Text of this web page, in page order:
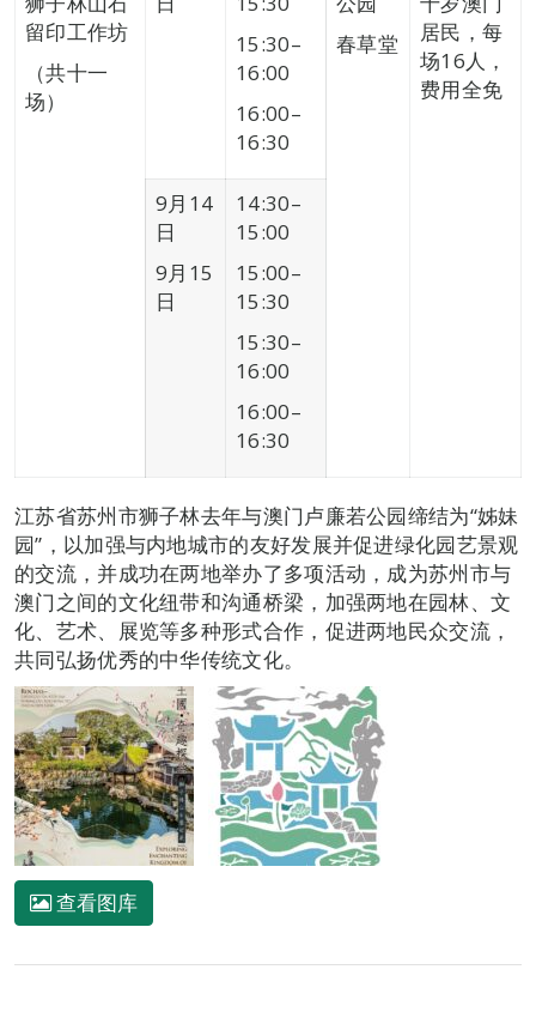
留印工作坊
（共十一
场）
15:30–
16:00
16:00–
16:30
春草堂
居民，每
场16人，
费用全免
9月14
日
9月15
日
14:30–
15:00
15:00–
15:30
15:30–
16:00
16:00–
16:30
江苏省苏州市狮子林去年与澳门卢廉若公园缔结为“姊妹
园”，以加强与内地城市的友好发展并促进绿化园艺景观
的交流，并成功在两地举办了多项活动，成为苏州市与
澳门之间的文化纽带和沟通桥梁，加强两地在园林、文
化、艺术、展览等多种形式合作，促进两地民众交流，
共同弘扬优秀的中华传统文化。
查看图库